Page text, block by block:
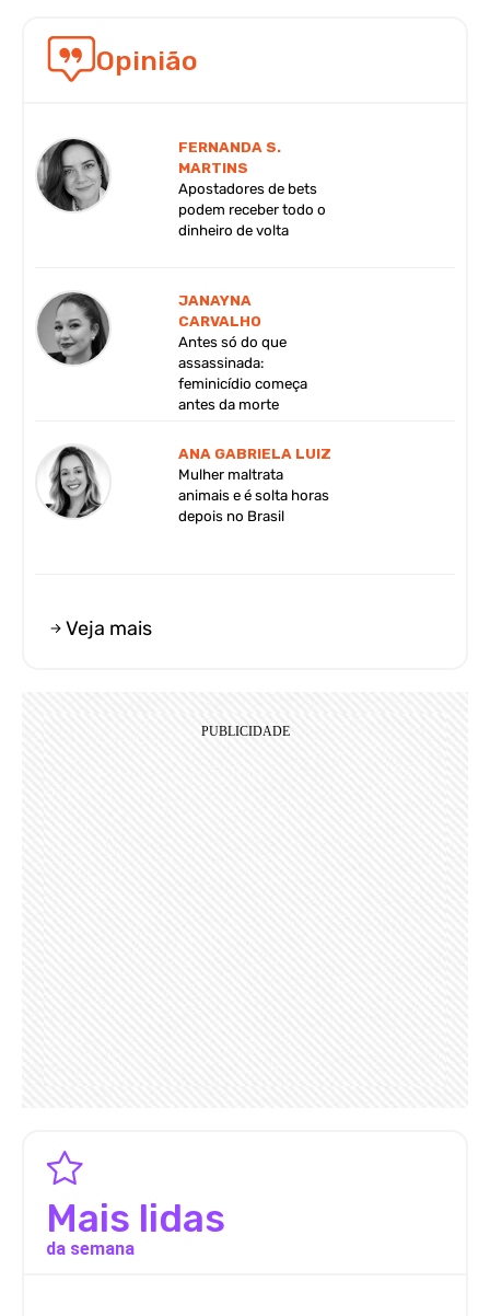
Opinião
FERNANDA S.
MARTINS
Apostadores de bets
podem receber todo o
dinheiro de volta
JANAYNA
CARVALHO
Antes só do que
assassinada:
feminicídio começa
antes da morte
ANA GABRIELA LUIZ
Mulher maltrata
animais e é solta horas
depois no Brasil
Veja mais
Mais lidas
da semana